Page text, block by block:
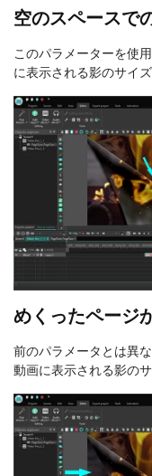
空のスペースで
このパラメーターを使
に表示される影のサイ
めくったページ
前のパラメータとは異
動画に表示される影の